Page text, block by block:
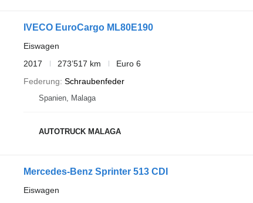
IVECO EuroCargo ML80E190
Eiswagen
2017
273’517 km
Euro 6
Federung Schraubenfeder
Spanien, Malaga
AUTOTRUCK MALAGA
Mercedes-Benz Sprinter 513 CDI
Eiswagen